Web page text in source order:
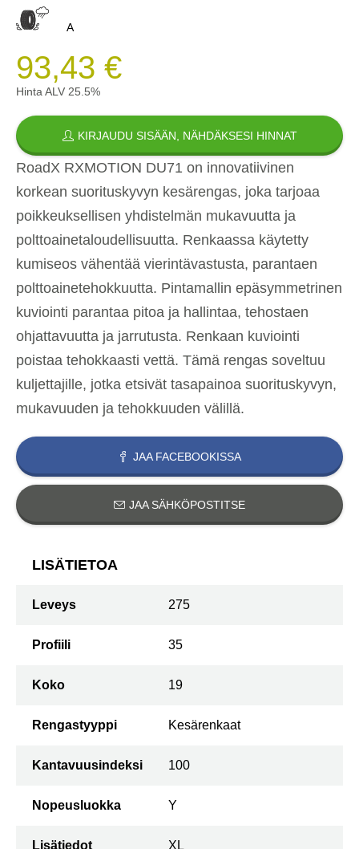
A
93,43 €
Hinta ALV 25.5%
KIRJAUDU SISÄÄN, NÄHDÄKSESI HINNAT
RoadX RXMOTION DU71 on innovatiivinen
korkean suorituskyvyn kesärengas, joka tarjoaa
poikkeuksellisen yhdistelmän mukavuutta ja
polttoainetaloudellisuutta. Renkaassa käytetty
kumiseos vähentää vierintävastusta, parantaen
polttoainetehokkuutta. Pintamallin epäsymmetrinen
kuviointi parantaa pitoa ja hallintaa, tehostaen
ohjattavuutta ja jarrutusta. Renkaan kuviointi
poistaa tehokkaasti vettä. Tämä rengas soveltuu
kuljettajille, jotka etsivät tasapainoa suorituskyvyn,
mukavuuden ja tehokkuuden välillä.
JAA FACEBOOKISSA
JAA SÄHKÖPOSTITSE
LISÄTIETOA
Leveys 275
Profiili 35
Koko 19
Rengastyyppi Kesärenkaat
Kantavuusindeksi 100
Nopeusluokka Y
Lisätiedot XL